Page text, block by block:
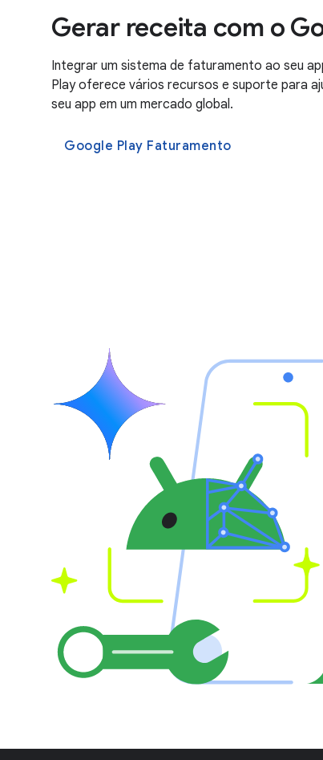
Gerar receita com o
Integrar um sistema de faturamento ao seu
Play oferece vários recursos e suporte para
seu app em um mercado global.
Google Play Faturamento